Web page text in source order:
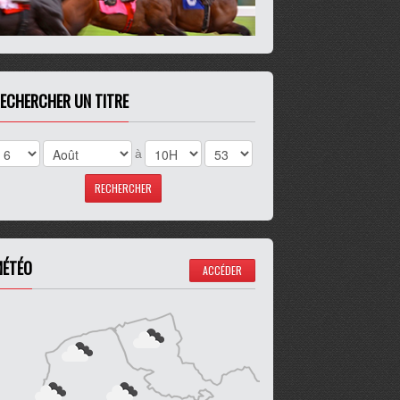
UN TITRE
à
ACCÉDER